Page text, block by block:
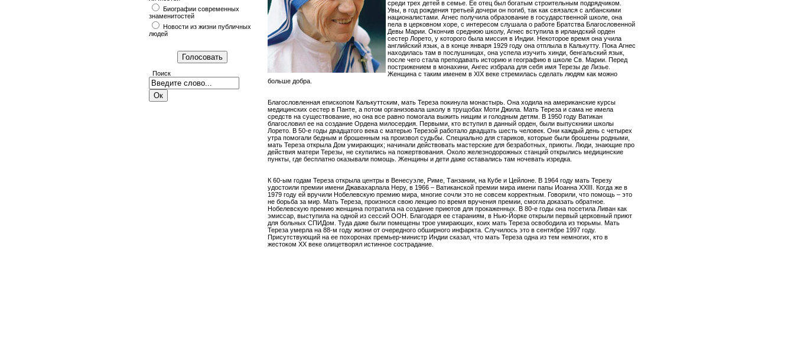
Биографии современных
знаменитостей
Новости из жизни публичных
людей
Поиск
среди трех детей в семье. Ее отец был богатым строительным подрядчиком.
Увы, в год рождения третьей дочери он погиб, так как связался с албанскими
националистами. Агнес получила образование в государственной школе, она
пела в церковном хоре, с интересом слушала о работе Братства Благословенной
Девы Марии. Окончив среднюю школу, Агнес вступила в ирландский орден
сестер Лорето, у которого была миссия в Индии. Некоторое время она учила
английский язык, а в конце января 1929 году она отплыла в Калькутту. Пока Агнес
находилась там в послушницах, она успела изучить хинди, бенгальский язык,
после чего стала преподавать историю и географию в школе Св. Марии. Перед
пострижением в монахини, Ангес избрала для себя имя Терезы де Лизье.
Женщина с таким именем в XIX веке стремилась сделать людям как можно
больше добра.
Благословленная епископом Калькуттским, мать Тереза покинула монастырь. Она ходила на американские курсы
медицинских сестер в Панте, а потом организовала школу в трущобах Моти Джила. Мать Тереза и сама не имела
средств на существование, но она все равно помогала выжить нищим и голодным детям. В 1950 году Ватикан
благословил ее на создание Ордена милосердия. Первыми, кто вступил в данный орден, были выпускники школы
Лорето. В 50-е годы двадцатого века с матерью Терезой работало двадцать шесть человек. Они каждый день с четырех
утра помогали бедным и брошенным на произвол судьбы. Специально для стариков, которые были брошены родными,
мать Тереза открыла Дом умирающих; начинали действовать мастерские для безработных, приюты. Люди, знающие про
действия матери Терезы, не скупились на пожертвования. Около железнодорожных станций открылись медицинские
пункты, где бесплатно оказывали помощь. Женщины и дети даже оставались там ночевать изредка.
К 60-ым годам Тереза открыла центры в Венесуэле, Риме, Танзании, на Кубе и Цейлоне. В 1964 году мать Терезу
удостоили премии имени Джавахарлала Неру, в 1966 – Ватиканской премии мира имени папы Иоанна XXIII. Когда же в
1979 году ей вручили Нобелевскую премию мира, многие сочли это не совсем корректным. Говорили, что помощь – это
не борьба за мир. Мать Тереза, произнося свою лекцию по время вручения премии, смогла доказать обратное.
Нобелевскую премию женщина потратила на создание приютов для прокаженных. В 80-е годы она посетила Ливан как
эмиссар, выступила на одной из сессий ООН. Благодаря ее стараниям, в Нью-Йорке открыли первый церковный приют
для больных СПИДом. Туда даже были помещены трое умирающих, коих мать Тереза освободила из тюрьмы. Мать
Тереза умерла на 88-м году жизни от очередного обширного инфаркта. Случилось это в сентябре 1997 году.
Присутствующий на ее похоронах премьер-министр Индии сказал, что мать Тереза одна из тем немногих, кто в
жестоком XX веке олицетворял истинное сострадание.